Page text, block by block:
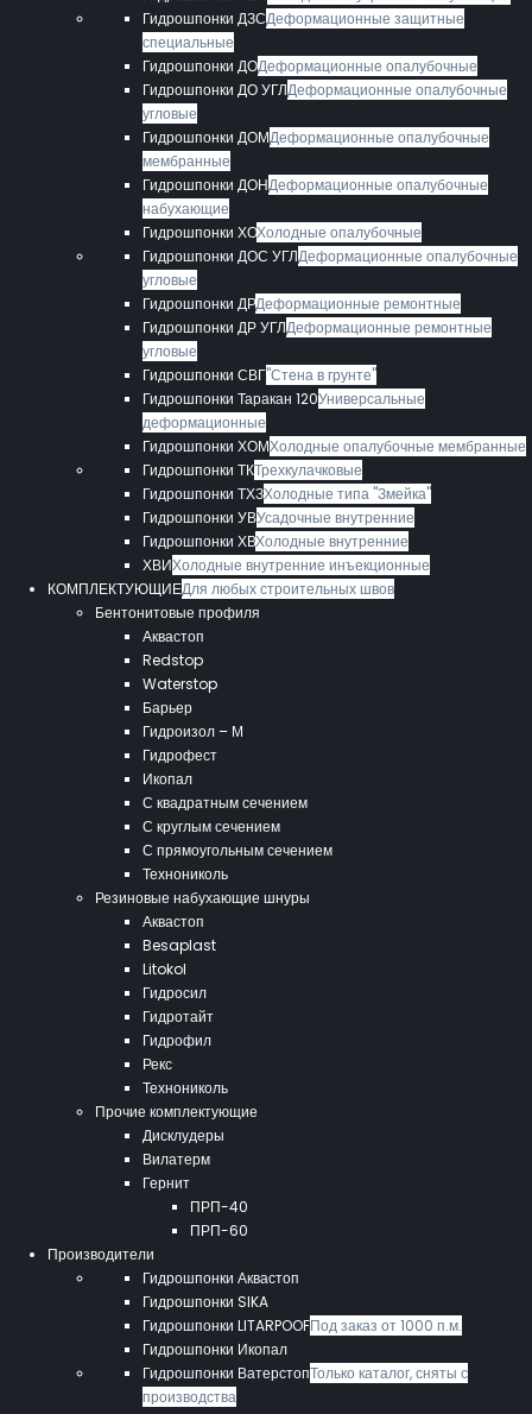
Гидрошпонки ДЗСДеформационные защитные
специальные
Гидрошпонки ДОДеформационные опалубочные
Гидрошпонки ДО УГЛДеформационные опалубочные
угловые
Гидрошпонки ДОМДеформационные опалубочные
мембранные
Гидрошпонки ДОНДеформационные опалубочные
набухающие
Гидрошпонки ХОХолодные опалубочные
Гидрошпонки ДОС УГЛДеформационные опалубочные
угловые
Гидрошпонки ДРДеформационные ремонтные
Гидрошпонки ДР УГЛДеформационные ремонтные
угловые
Гидрошпонки СВГ"Стена в грунте"
Гидрошпонки Таракан 120Универсальные
деформационные
Гидрошпонки ХОМХолодные опалубочные мембранные
Гидрошпонки ТКТрехкулачковые
Гидрошпонки ТХЗХолодные типа "Змейка"
Гидрошпонки УВУсадочные внутренние
Гидрошпонки ХВХолодные внутренние
ХВИХолодные внутренние инъекционные
КОМПЛЕКТУЮЩИЕДля любых строительных швов
Бентонитовые профиля
Аквастоп
Redstop
Waterstop
Барьер
Гидроизол – М
Гидрофест
Икопал
С квадратным сечением
С круглым сечением
С прямоугольным сечением
Технониколь
Резиновые набухающие шнуры
Аквастоп
Besaplast
Litokol
Гидросил
Гидротайт
Гидрофил
Рекс
Технониколь
Прочие комплектующие
Дисклудеры
Вилатерм
Гернит
ПРП-40
ПРП-60
Производители
Гидрошпонки Аквастоп
Гидрошпонки SIKA
Гидрошпонки LITARPOOFПод заказ от 1000 п.м.
Гидрошпонки Икопал
Гидрошпонки ВатерстопТолько каталог, сняты с
производства